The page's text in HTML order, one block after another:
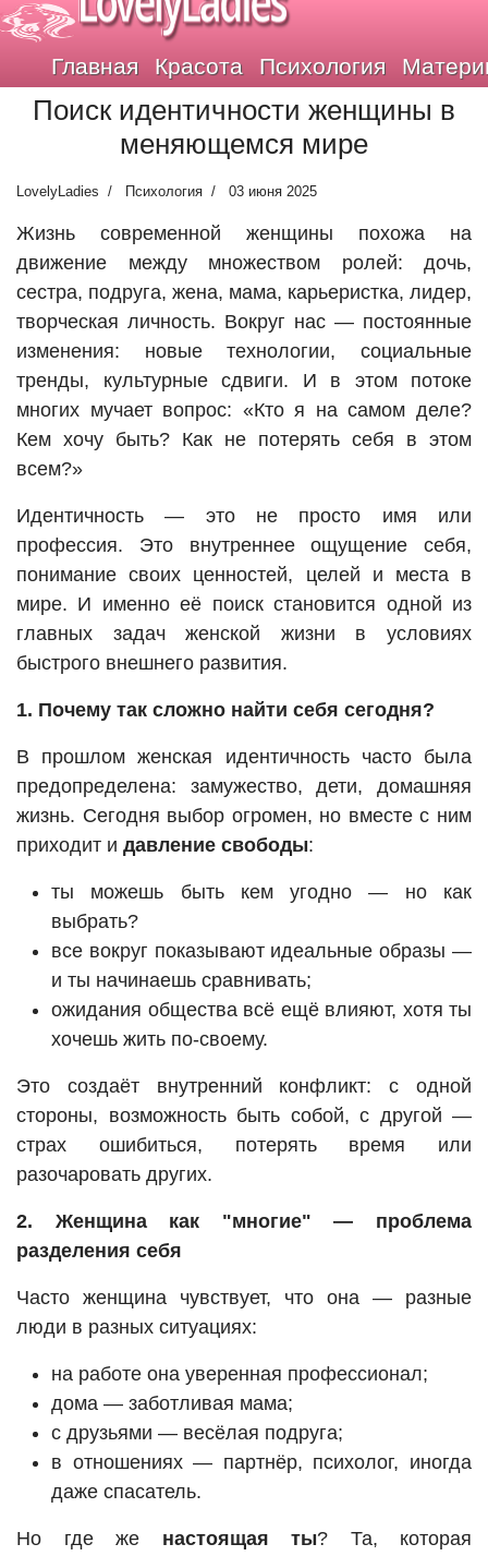
Главная Красота Психология
Поиск идентичности женщины в
меняющемся мире
LovelyLadies Психология 03 июня 2025
Жизнь современной женщины похожа на
движение между множеством ролей: дочь,
сестра, подруга, жена, мама, карьеристка, лидер,
творческая личность. Вокруг нас — постоянные
изменения: новые технологии, социальные
тренды, культурные сдвиги. И в этом потоке
многих мучает вопрос: «Кто я на самом деле?
Кем хочу быть? Как не потерять себя в этом
всем?»
Идентичность — это не просто имя или
профессия. Это внутреннее ощущение себя,
понимание своих ценностей, целей и места в
мире. И именно её поиск становится одной из
главных задач женской жизни в условиях
быстрого внешнего развития.
1. Почему так сложно найти себя сегодня?
В прошлом женская идентичность часто была
предопределена: замужество, дети, домашняя
жизнь. Сегодня выбор огромен, но вместе с ним
приходит и давление свободы:
ты можешь быть кем угодно — но как
выбрать?
все вокруг показывают идеальные образы —
и ты начинаешь сравнивать;
ожидания общества всё ещё влияют, хотя ты
хочешь жить по-своему.
Это создаёт внутренний конфликт: с одной
стороны, возможность быть собой, с другой —
страх ошибиться, потерять время или
разочаровать других.
2. Женщина как "многие" — проблема
разделения себя
Часто женщина чувствует, что она — разные
люди в разных ситуациях:
на работе она уверенная профессионал;
дома — заботливая мама;
с друзьями — весёлая подруга;
в отношениях — партнёр, психолог, иногда
даже спасатель.
Но где же настоящая ты? Та, которая